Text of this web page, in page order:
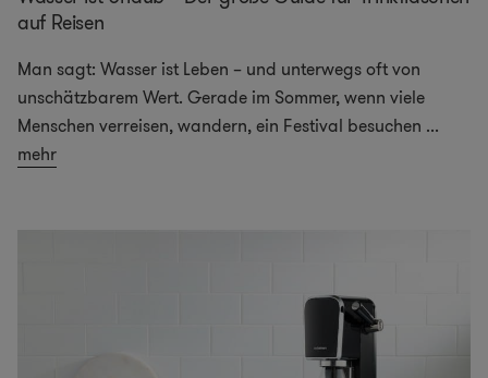
auf Reisen
Man sagt: Wasser ist Leben – und unterwegs oft von
unschätzbarem Wert. Gerade im Sommer, wenn viele
Menschen verreisen, wandern, ein Festival besuchen ...
mehr